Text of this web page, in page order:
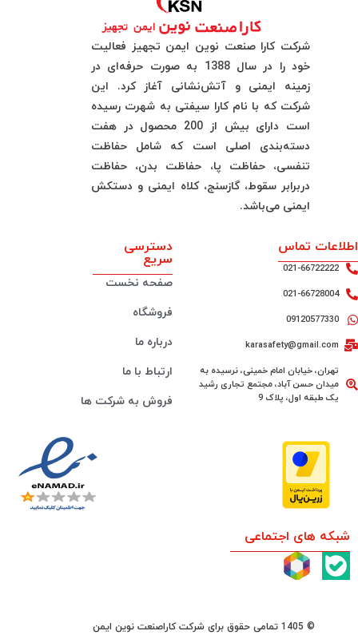
شرکت کارا صنعت نوین ایمن تجهیز فعالیت
خود را در سال 1388 به صورت حرفه‌ای در
زمینه ایمنی و آتش‌نشانی آغاز کرد. این
شرکت که با نام کارا سیفتی به شهرت رسیده
است دارای بیش از 200 محصول در هفت
دسته‌بندی اصلی است که شامل حفاظت
تنفسی، حفاظت پا، حفاظت بدن، حفاظت
دربرابر سقوط، گازسنج، کلاه ایمنی و دستکش
ایمنی می‌باشد.
اطلاعات تماس
021-66722222
021-66728004
09120577330
karasafety@gmail.com
تهران، خیابان امام خمینی، نرسیده به
میدان حسن آباد، مجتمع تجاری رشید
یک طبقه اول، پلاک 9
دسترسی
سریع
صفحه نخست
فروشگاه
درباره ما
ارتباط با ما
فروش به شرکت ها
شبکه های اجتماعی
© 1405 تمامی حقوق برای شرکت کاراصنعت نوین ایمن